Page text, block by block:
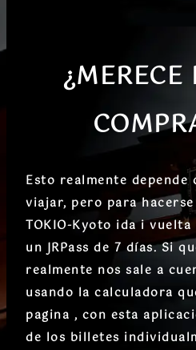
Esto realmente depende
viajar, pero para
TOKIO-Kyoto ida i
un JRPass de 7 días. Si
realmente nos sale a
usando la calculadora
pagina , con esta
de los billetes